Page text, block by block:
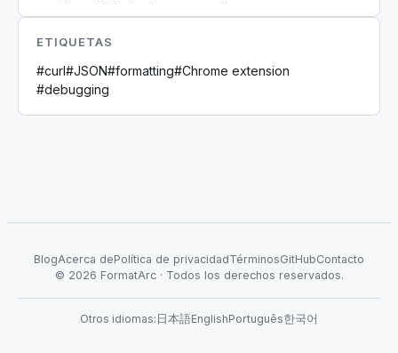
ETIQUETAS
#curl#JSON#formatting#Chrome extension
#debugging
© 2026 FormatArc · Todos los derechos reservados.
BlogAcerca dePolítica de privacidadTérminosGitHubContacto
Otros idiomas: 日本語EnglishPortuguês한국어